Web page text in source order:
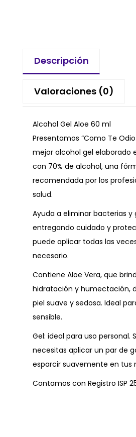
Descripción
Valoraciones (0)
Alcohol Gel Aloe 60 ml
Presentamos “Como Te
mejor alcohol gel elaborado
con 70% de alcohol, una
recomendada por los
salud.
Ayuda a eliminar bacterias y
entregando cuidado y
puede aplicar todas las
necesario.
Contiene Aloe Vera, que
hidratación y humectación,
piel suave y sedosa. Ideal
sensible.
Gel: ideal para uso personal.
necesitas aplicar un par de
esparcir suavemente en tus
Contamos con Registro ISP